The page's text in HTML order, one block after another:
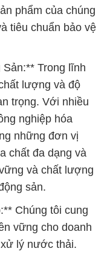
phẩm của chúng
tiêu chuẩn bảo vệ
Trong lĩnh
lượng và độ
trọng. Với nhiều
nghiệp hóa
những đơn vị
chất đa dạng và
và chất lượng
sản.
Chúng tôi cung
vững cho doanh
lý nước thải.